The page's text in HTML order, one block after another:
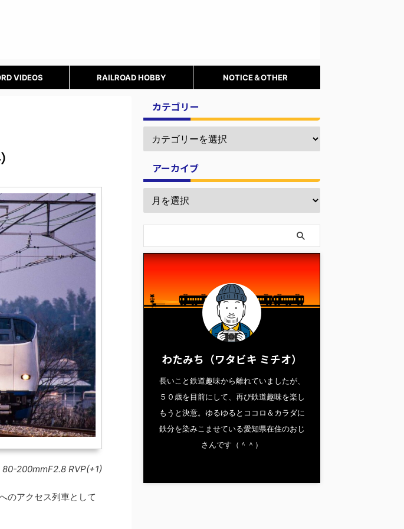
VIDEOS RAILROAD HOBBY NOTICE＆OTHER
200mmF2.8 RVP(+1)
のアクセス列車として
カテゴリー
アーカイブ
わたみち（ワタビキ ミチオ）
長いこと鉄道趣味から離れていましたが、
５０歳を目前にして、再び鉄道趣味を楽し
もうと決意。ゆるゆるとココロ＆カラダに
鉄分を染みこませている愛知県在住のおじ
さんです（＾＾）